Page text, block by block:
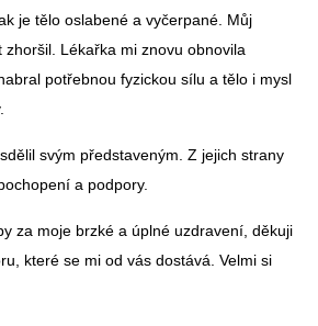
je tělo oslabené a vyčerpané. Můj
Lékařka mi znovu obnovila
potřebnou fyzickou sílu a tělo i mysl
svým představeným. Z jejich strany
a podpory.
za moje brzké a úplné uzdravení, děkuji
které se mi od vás dostává. Velmi si